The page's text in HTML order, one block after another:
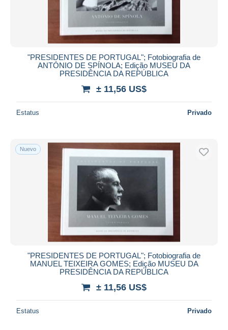
"PRESIDENTES DE PORTUGAL"; Fotobiografia de
ANTÓNIO DE SPÍNOLA; Edição MUSEU DA
PRESIDÊNCIA DA REPÚBLICA
± 11,56 US$
Estatus Privado
Nuevo
"PRESIDENTES DE PORTUGAL"; Fotobiografia de
MANUEL TEIXEIRA GOMES; Edição MUSEU DA
PRESIDÊNCIA DA REPÚBLICA
± 11,56 US$
Estatus Privado